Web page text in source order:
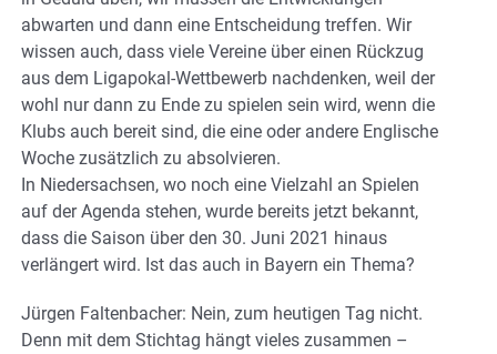
abwarten und dann eine Entscheidung treffen. Wir
wissen auch, dass viele Vereine über einen Rückzug
aus dem Ligapokal-Wettbewerb nachdenken, weil der
wohl nur dann zu Ende zu spielen sein wird, wenn die
Klubs auch bereit sind, die eine oder andere Englische
Woche zusätzlich zu absolvieren.
In Niedersachsen, wo noch eine Vielzahl an Spielen
auf der Agenda stehen, wurde bereits jetzt bekannt,
dass die Saison über den 30. Juni 2021 hinaus
verlängert wird. Ist das auch in Bayern ein Thema?
Jürgen Faltenbacher: Nein, zum heutigen Tag nicht.
Denn mit dem Stichtag hängt vieles zusammen –